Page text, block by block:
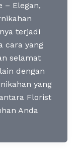
– Elegan,
terjadi
cara yang
selamat
dengan
yang
Florist
Anda